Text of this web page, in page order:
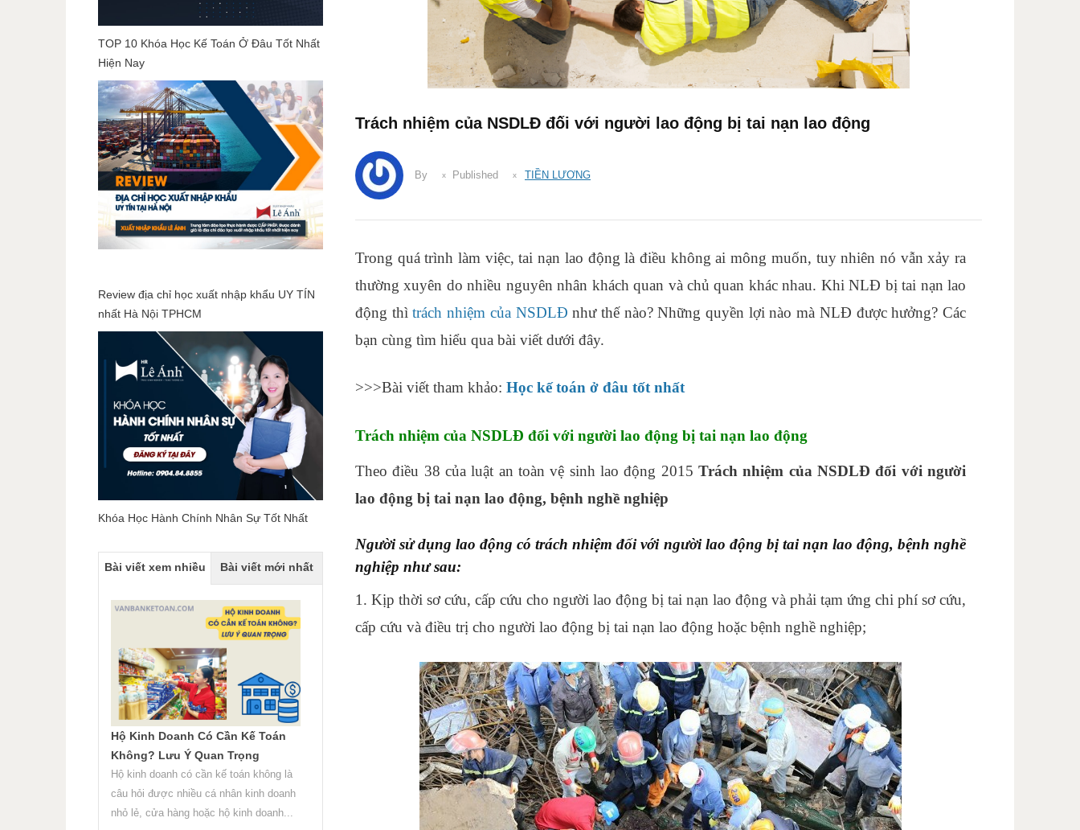
Trách nhiệm của NSDLĐ đối với người lao động bị tai nạn lao động
By Published TIỀN LƯƠNG
Trong quá trình làm việc, tai nạn lao động là điều không ai mông muốn, tuy nhiên nó vẫn xảy ra
thường xuyên do nhiều nguyên nhân khách quan và chủ quan khác nhau. Khi NLĐ bị tai nạn lao
động thìtrách nhiệm của NSDLĐ như thế nào? Những quyền lợi nào mà NLĐ được hưởng? Các
bạn cùng tìm hiểu qua bài viết dưới đây.
>>>Bài viết tham khảo: Học kế toán ở đâu tốt nhất
Trách nhiệm của NSDLĐ đối với người lao động bị tai nạn lao động
Theo điều 38 của luật an toàn vệ sinh lao động 2015 Trách nhiệm của NSDLĐ đối với người
lao động bị tai nạn lao động, bệnh nghề nghiệp
Người sử dụng lao động có trách nhiệm đối với người lao động bị tai nạn lao động, bệnh nghề
nghiệp như sau:
1. Kịp thời sơ cứu, cấp cứu cho người lao động bị tai nạn lao động và phải tạm ứng chi phí sơ cứu,
cấp cứu và điều trị cho người lao động bị tai nạn lao động hoặc bệnh nghề nghiệp;
TOP 10 Khóa Học Kế Toán Ở Đâu Tốt Nhất
Hiện Nay
Review địa chỉ học xuất nhập khẩu UY TÍN
nhất Hà Nội TPHCM
Khóa Học Hành Chính Nhân Sự Tốt Nhất
Bài viết xem nhiều Bài viết mới nhất
Hộ Kinh Doanh Có Cần Kế Toán
Không? Lưu Ý Quan Trọng
Hộ kinh doanh có cần kế toán không là
câu hỏi được nhiều cá nhân kinh doanh
nhỏ lẻ, cửa hàng hoặc hộ kinh doanh...